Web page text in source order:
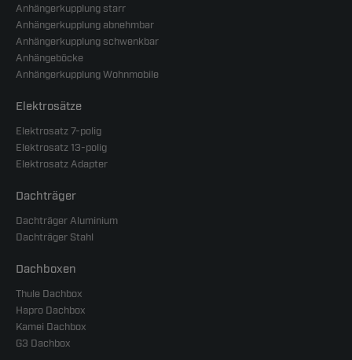
Anhängerkupplung starr
Anhängerkupplung abnehmbar
Anhängerkupplung schwenkbar
Anhängeböcke
Anhängerkupplung Wohnmobile
Elektrosätze
Elektrosatz 7-polig
Elektrosatz 13-polig
Elektrosatz Adapter
Dachträger
Dachträger Aluminium
Dachträger Stahl
Dachboxen
Thule Dachbox
Hapro Dachbox
Kamei Dachbox
G3 Dachbox